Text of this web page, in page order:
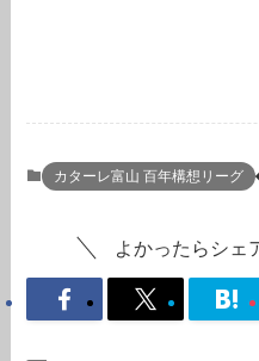
カターレ富山 百年構想リーグ
よかったらシェ